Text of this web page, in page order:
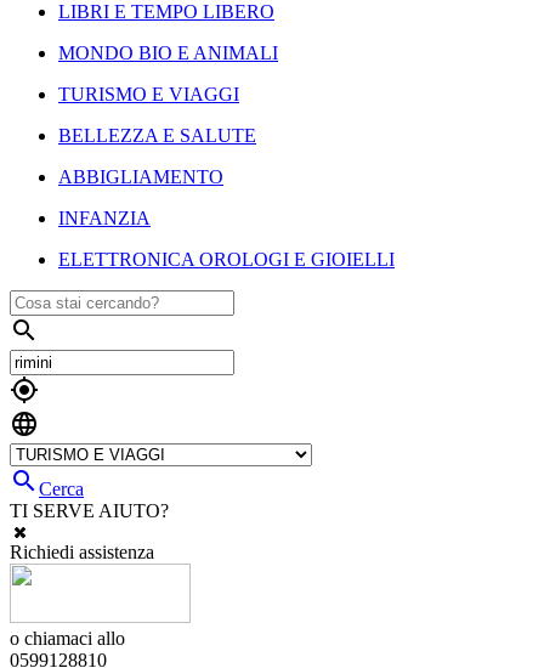
LIBRI E TEMPO LIBERO
MONDO BIO E ANIMALI
TURISMO E VIAGGI
BELLEZZA E SALUTE
ABBIGLIAMENTO
INFANZIA
ELETTRONICA OROLOGI E GIOIELLI



Cerca
TI SERVE AIUTO?
Richiedi assistenza
o chiamaci allo
0599128810